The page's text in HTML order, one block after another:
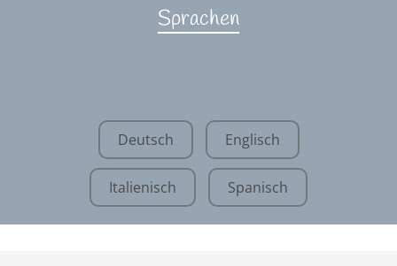
Sprachen
Deutsch Englisch
Italienisch Spanisch